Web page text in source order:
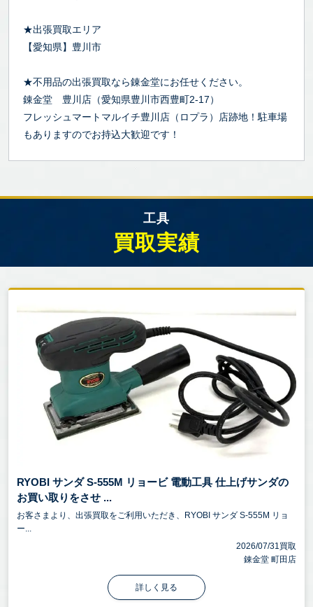
★出張買取エリア
【愛知県】豊川市
★不用品の出張買取なら錬金堂にお任せください。
錬金堂 豊川店（愛知県豊川市西豊町2-17）
フレッシュマートマルイチ豊川店（ロプラ）店跡地！駐車場
もありますのでお持込大歓迎です！
工具
買取実績
RYOBI サンダ S-555M リョービ 電動工具 仕上げサンダの
お買い取りをさせ ...
お客さまより、出張買取をご利用いただき、RYOBI サンダ S-555M リョ
ー...
2026/07/31買取
錬金堂 町田店
詳しく見る